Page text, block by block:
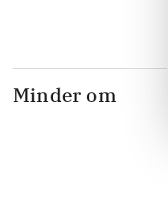
Minder om